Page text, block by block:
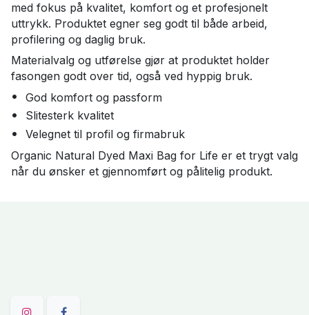
med fokus på kvalitet, komfort og et profesjonelt
uttrykk. Produktet egner seg godt til både arbeid,
profilering og daglig bruk.
Materialvalg og utførelse gjør at produktet holder
fasongen godt over tid, også ved hyppig bruk.
God komfort og passform
Slitesterk kvalitet
Velegnet til profil og firmabruk
Organic Natural Dyed Maxi Bag for Life er et trygt valg
når du ønsker et gjennomført og pålitelig produkt.